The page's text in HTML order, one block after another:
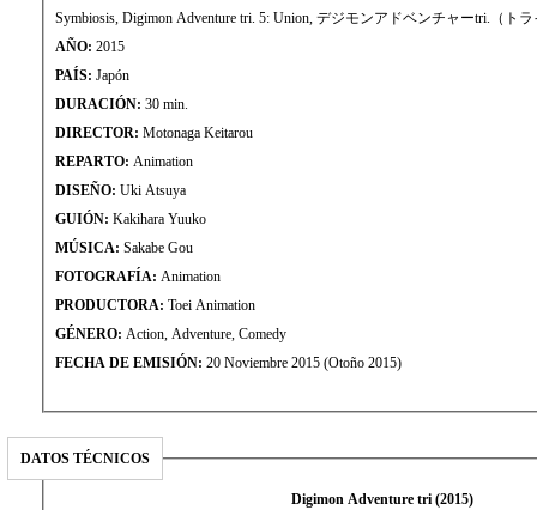
Symbiosis, Digimon Adventure tri. 5: Union, デジモンアドベンチャーtri.（ト
AÑO: 2015
PAÍS: Japón
DURACIÓN: 30 min.
DIRECTOR: Motonaga Keitarou
REPARTO: Animation
DISEÑO: Uki Atsuya
GUIÓN: Kakihara Yuuko
MÚSICA: Sakabe Gou
FOTOGRAFÍA: Animation
PRODUCTORA: Toei Animation
GÉNERO: Action, Adventure, Comedy
FECHA DE EMISIÓN: 20 Noviembre 2015 (Otoño 2015)
DATOS TÉCNICOS
Digimon Adventure tri (2015)